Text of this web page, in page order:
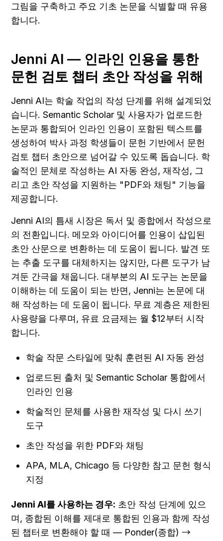
그림을 구축하고 주요 기초 논문을 식별할 때 유용
합니다.
Jenni AI — 인라인 인용을 통한
문헌 검토 챕터 초안 작성을 위해
Jenni AI는 학술 작업의 작성 단계를 위해 설계되었
습니다. Semantic Scholar 및 사용자가 업로드한
논문과 통합되어 인라인 인용이 포함된 텍스트를
생성하여 박사 과정 학생들이 문헌 기반에서 문헌
검토 챕터 초안으로 넘어갈 수 있도록 돕습니다. 학
술적인 문체로 작성하는 AI 자동 완성, 재작성, 그
리고 초안 작성을 지원하는 "PDF와 채팅" 기능을
제공합니다.
Jenni AI의 틈새 시장은 독서 및 종합에서 작성으로
의 전환입니다. 메모와 아이디어를 인용이 삽입된
초안 산문으로 변환하는 데 도움이 됩니다. 발견 또
는 추출 도구를 대체하지는 않지만, 다른 도구가 남
겨둔 간극을 채웁니다. 대부분의 AI 도구는 논문을
이해하는 데 도움이 되는 반면, Jenni는 논문에 대
해 작성하는 데 도움이 됩니다. 무료 계층은 제한된
사용량을 다루며, 유료 요금제는 월 $12부터 시작
합니다.
학술 작문 스타일에 맞춰 훈련된 AI 자동 완성
업로드된 출처 및 Semantic Scholar 통합에서
인라인 인용
학술적인 문체를 사용한 재작성 및 다시 쓰기
도구
초안 작성을 위한 PDF와 채팅
APA, MLA, Chicago 등 다양한 참고 문헌 형식
지정
Jenni AI를 사용하는 경우: 초안 작성 단계에 있으
며, 종합된 이해를 제대로 통합된 인용과 함께 작성
된 챕터로 변환해야 할 때 — Ponder(종합) →